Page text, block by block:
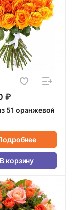
₽
51 оранжевой
В корзину